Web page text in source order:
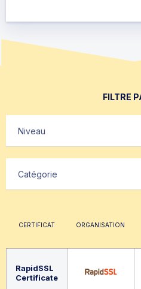
FILTRE
CERTIFICAT ORGANISATION
RapidSSL
Certificate